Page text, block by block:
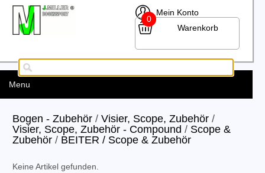
Mein Konto
0
Warenkorb
Menu
Bogen - Zubehör /Visier, Scope, Zubehör /
Visier, Scope, Zubehör - Compound / Scope &
Zubehör / BEITER / Scope & Zubehör
Keine Artikel gefunden.